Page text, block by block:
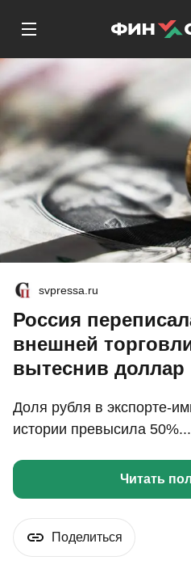
svpressa.ru
Россия
внешней
вытеснив доллар
Доля рубля в экспорте-
истории превысила 50%...
Читать
Поделиться